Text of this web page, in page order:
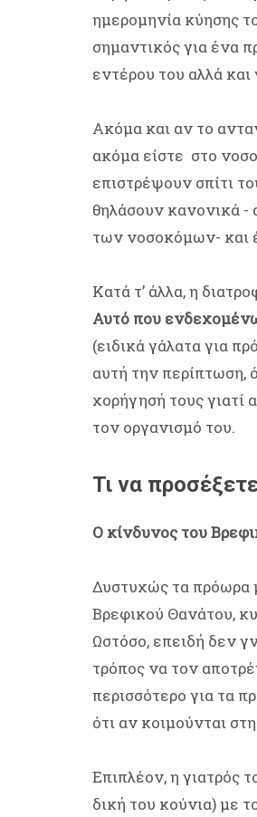
ημερομηνία κύησης
σημαντικός για ένα
εντέρου του αλλά
Ακόμα και αν το
ακόμα είστε στο
επιστρέψουν σπίτι
θηλάσουν κανονικά -
των νοσοκόμων- και
Κατά τ’ άλλα, η
Αυτό που
(ειδικά γάλατα για
αυτή την περίπτωση,
χορήγησή τους γιατί
τον οργανισμό του.
Τι να
Ο κίνδυνος του
Δυστυχώς τα πρόωρα
Βρεφικού Θανάτου,
Ωστόσο, επειδή δεν
τρόπος να τον
περισσότερο για τα
ότι αν κοιμούνται
Επιπλέον, η γιατρός
δική του κούνια) με